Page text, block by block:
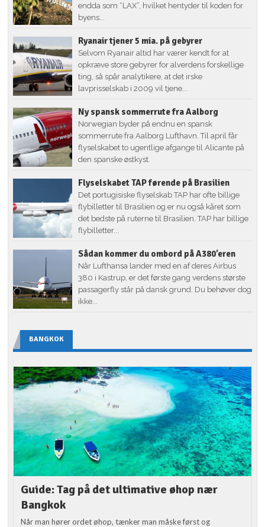
endda som “LAX”, hvilket hentyder til koden for
byens...
Ryanair tjener 5 mia. på gebyrer
Selvom Ryanair altid har værer kendt for at
opkræve store gebyrer for alverdens forskellige
ting, så spår analytikere, at det irske
lavprisselskab i 2009 vil tjene...
Ny spansk sommerrute fra Aalborg
Norwegian byder på endnu en spansk
sommerrute fra Aalborg Lufthavn. Til april får
flyselskabet to ugentlige afgange til Alicante på
den spanske østkyst.
Flyselskabet TAP førende på Brasilien
Det portugisiske flyselskab TAP har ofte billige
flybilletter til Brasilien og er nu også kåret som
det bedste på ruterne til Brasilien. TAP har billige
flybilletter...
Sådan kommer du ombord på A380’eren
Når Lufthansa lander med en af deres Airbus
380 i Kastrup, er det første gang verdens største
passagerfly står på dansk grund. Du behøver dog
ikke...
BANGKOK
Guide: Tag på det ultimative øhop nær
Bangkok
Når man hører ordet øhop, tænker man måske først og